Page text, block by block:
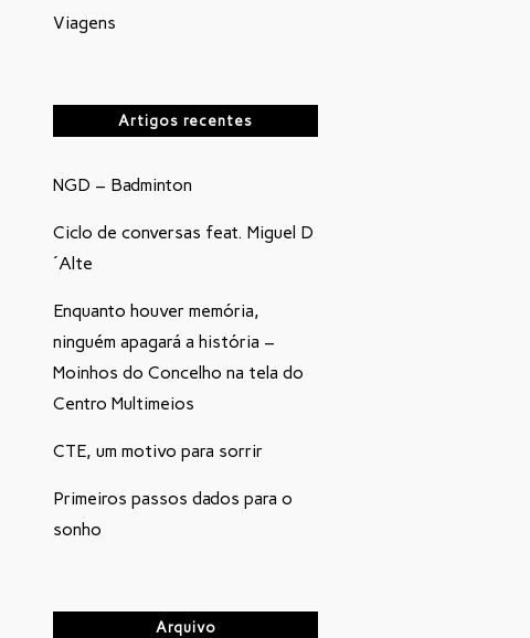
Viagens
Artigos recentes
NGD – Badminton
Ciclo de conversas feat. Miguel D
´Alte
Enquanto houver memória,
ninguém apagará a história –
Moinhos do Concelho na tela do
Centro Multimeios
CTE, um motivo para sorrir
Primeiros passos dados para o
sonho
Arquivo